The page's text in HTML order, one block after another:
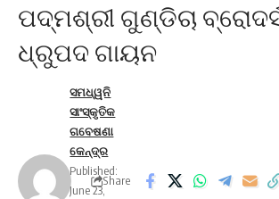
ପଦ୍ମଶ୍ରୀ ଗୁଣ୍ଡିଚା
ଧ୍ରୁପଦ ଗାୟନ
ସମଧ୍ୱନି
ସାଂସ୍କୃତିକ
ଗବେଷଣା
କେନ୍ଦ୍ର
Published:
June 23,
Share